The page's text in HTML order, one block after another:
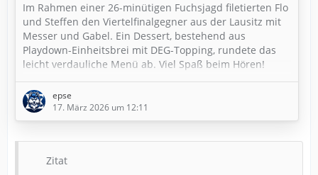
Im Rahmen einer 26-minütigen Fuchsjagd filetierten Flo
und Steffen den Viertelfinalgegner aus der Lausitz mit
Messer und Gabel. Ein Dessert, bestehend aus
Playdown-Einheitsbrei mit DEG-Topping, rundete das
leicht verdauliche Menü ab. Viel Spaß beim Hören!
Letscast.fm:
letscast.fm/podcasts/conneckti…/episodes/e167-
fuchsjagd/
epse
17. März 2026 um 12:11
Zitat